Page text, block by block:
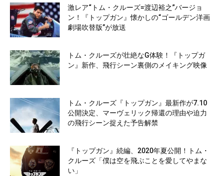
激レア“トム・クルーズ=渡辺裕之”バージョ
ン！『トップガン』懐かしの“ゴールデン洋画
劇場吹替版”が放送
トム・クルーズが壮絶なG体験！『トップガ
ン』新作、飛行シーン裏側のメイキング映像
トム・クルーズ『トップガン』最新作が7.10
公開決定、マーヴェリック帰還の理由や迫力
の飛行シーン捉えた予告解禁
『トップガン』続編、2020年夏公開！トム・
クルーズ「僕は空を飛ぶことを愛してやまな
い」